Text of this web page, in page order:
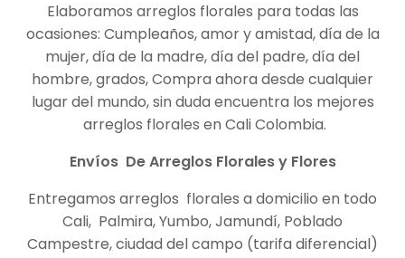
Elaboramos arreglos florales para todas las
ocasiones: Cumpleaños, amor y amistad, día de la
mujer, día de la madre, día del padre, día del
hombre, grados, Compra ahora desde cualquier
lugar del mundo, sin duda encuentra los mejores
arreglos florales en Cali Colombia.
Envíos De Arreglos Florales y Flores
Entregamos arreglos florales a domicilio en todo
Cali, Palmira, Yumbo, Jamundí, Poblado
Campestre, ciudad del campo (tarifa diferencial)